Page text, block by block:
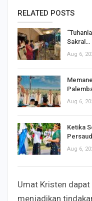
RELATED POSTS
Sakral…
Aug 6,
Aug 6,
Ketika
Aug 6,
Umat Kristen
menjadikan